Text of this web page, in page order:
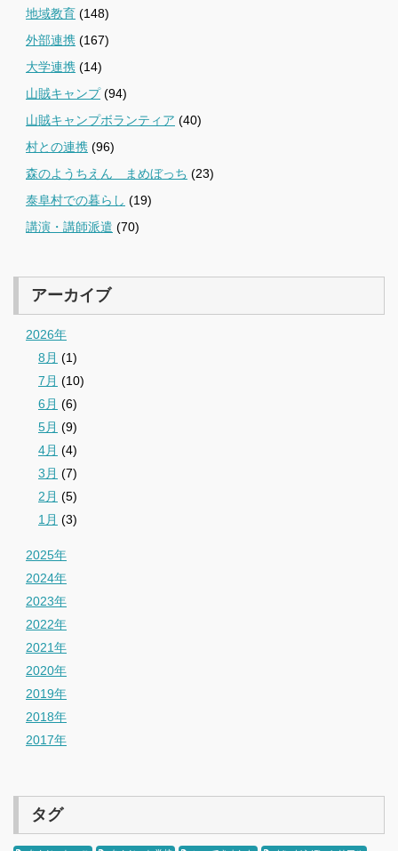
地域教育 (148)
外部連携 (167)
大学連携 (14)
山賊キャンプ(94)
山賊キャンプボランティア (40)
村との連携 (96)
森のようちえん まめぼっち (23)
泰阜村での暮らし (19)
講演・講師派遣 (70)
アーカイブ
2026年
8月 (1)
7月 (10)
6月 (6)
5月 (9)
4月 (4)
3月 (7)
2月 (5)
1月 (3)
2025年
2024年
2023年
2022年
2021年
2020年
2019年
2018年
2017年
タグ